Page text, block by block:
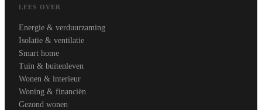
LEES OVER
Energie & verduurzaming
Isolatie & ventilatie
Smart home
Tuin & buitenleven
Wonen & interieur
Woning & financiën
Gezond wonen